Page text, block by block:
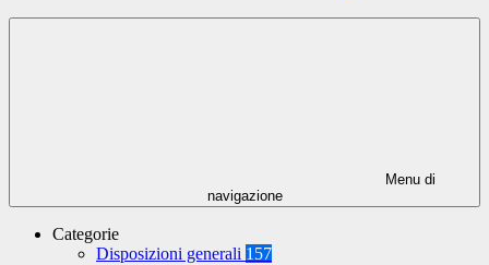
Menu di
navigazione
Categorie
Disposizioni generali 157